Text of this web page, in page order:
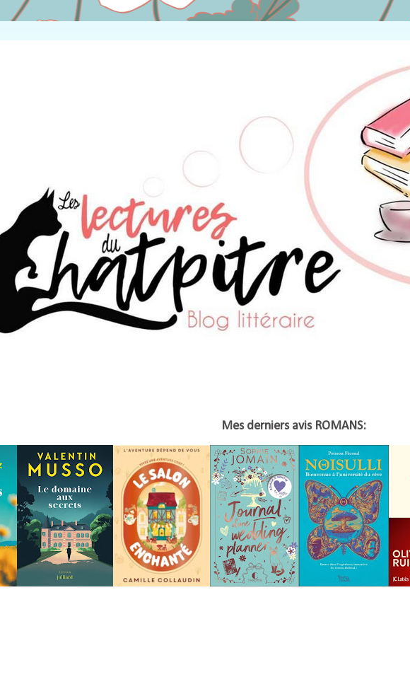
Mes derniers avis ROMANS: